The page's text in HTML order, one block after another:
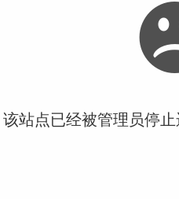
站点已经被管理员停